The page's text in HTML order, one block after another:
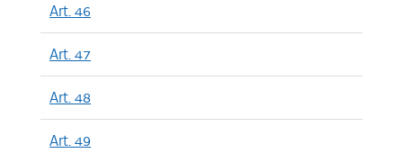
Art. 46
Art. 47
Art. 48
Art. 49